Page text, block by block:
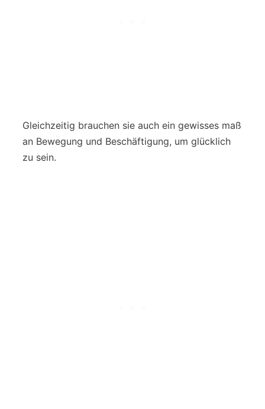
Gleichzeitig brauchen sie auch ein gewisses maß
an Bewegung und Beschäftigung, um glücklich
zu sein.